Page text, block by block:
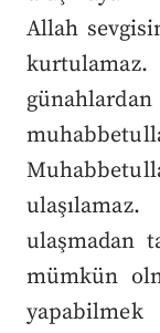
Allah
ulaşmadan
mümkün